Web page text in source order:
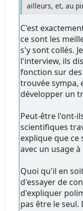
ailleurs, et, au
C'est
ce sont les
s'y sont collés.
l'interview, ils
fonction sur
trouvée sympa,
développer un
Peut-être l'ont-
scientifiques
explique que
avec un usage
Quoi qu'il en
d'essayer de
d'expliquer
pas être le